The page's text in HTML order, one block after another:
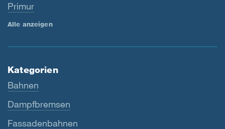
Primur
Alle anzeigen
Kategorien
Bahnen
Dampfbremsen
Fassadenbahnen